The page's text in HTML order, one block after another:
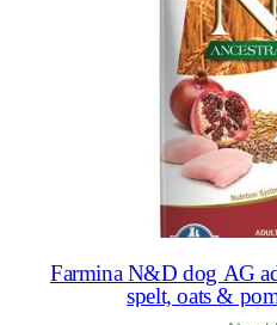
Farmina N&D dog AG
spelt, oats &